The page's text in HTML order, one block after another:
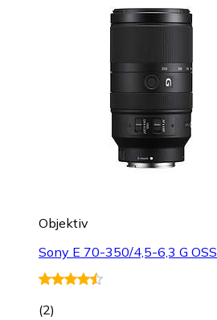
Objektiv
Sony E 70-350/4,5-6,3 G OSS
(2)